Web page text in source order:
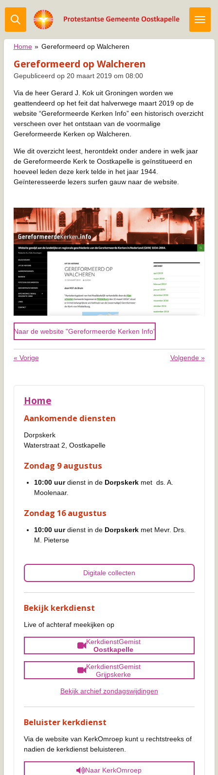
Ga
direct
naar
de
hoofdinhoud
Home » Gereformeerd op Walcheren
Gereformeerd op Walcheren
Gepubliceerd op 20 maart 2019 om 08:00
Via de heer Gerard J. Kok uit Groningen worden we
geattendeerd op het feit dat halverwege maart 2019 op de
website “Gereformeerde Kerken Info” een historisch overzicht
verscheen over het ontstaan van de voormalige
Gereformeerde Kerken op Walcheren.
Wie dit overzicht leest, herontdekt onder andere in welk jaar
de Gereformeerde Kerk te Oostkapelle is geïnstitueerd en
hoeveel leden deze kerk telde in het jaar 1944.
Geïnteresseerde lezers surfen gauw naar de website.
Naar de website "Gereformeerde Kerken Info"
« Vorige Volgende»
Home
Aankomende diensten
Dorpskerk
Waterstraat 2, Oostkapelle
Zondag 9 augustus
10:00 uurdienst in de Dorpskerkmet ds. A.
Moolenaar.
Zondag 16 augustus
10:00 uurdienst in de Dorpskerkmet Mevr. Drs.
M. Pieterse
Digitale collecten
Bekijk kerkdienst
Live of achteraf meekijken op
KerkdienstGemist
Oostkapelle
KerkdienstGemist
Grijpskerke
Bekijk archief zondagswijdingen
Beluister kerkdienst
Via de website van KerkOmroep kunt u rechtstreeks of
nadien de kerkdienst beluisteren.
Naar KerkOmroep